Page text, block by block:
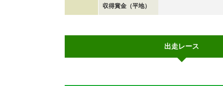
収得賞金（平地）
出走レース